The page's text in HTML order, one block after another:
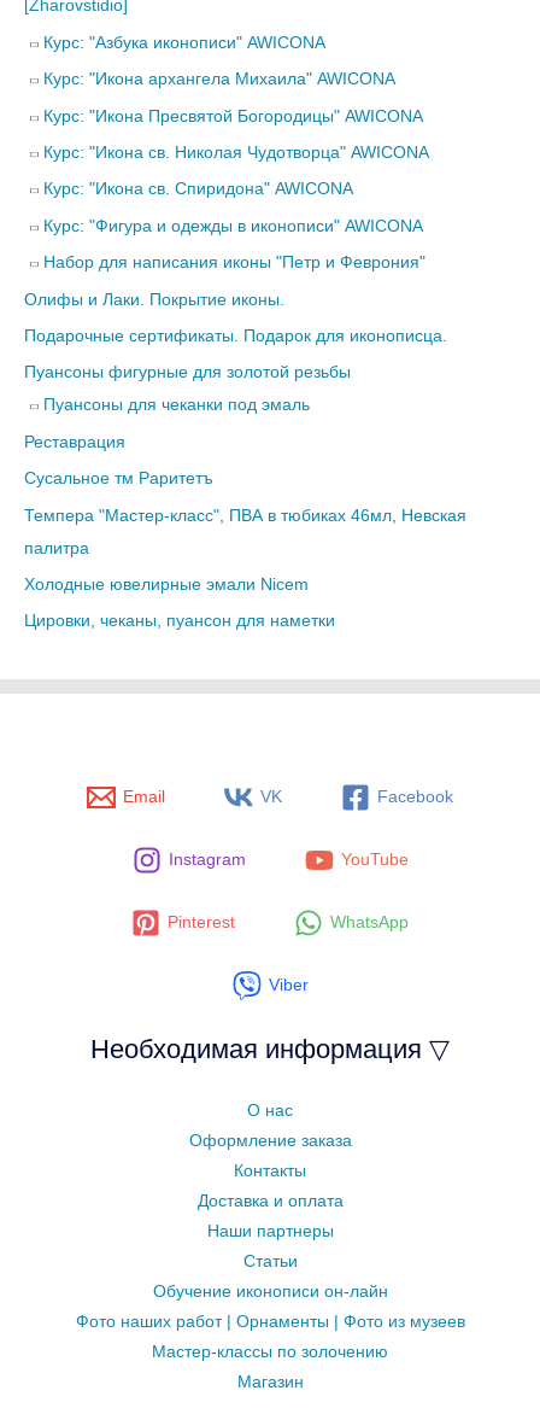
[Zharovstidio]
Курс: "Азбука иконописи" AWICONA
Курс: "Икона архангела Михаила" AWICONA
Курс: "Икона Пресвятой Богородицы" AWICONA
Курс: "Икона св. Николая Чудотворца" AWICONA
Курс: "Икона св. Спиридона" AWICONA
Курс: "Фигура и одежды в иконописи" AWICONA
Набор для написания иконы "Петр и Феврония"
Олифы и Лаки. Покрытие иконы.
Подарочные сертификаты. Подарок для иконописца.
Пуансоны фигурные для золотой резьбы
Пуансоны для чеканки под эмаль
Реставрация
Сусальное тм Раритетъ
Темпера "Мастер-класс", ПВА в тюбиках 46мл, Невская
палитра
Холодные ювелирные эмали Nicem
Цировки, чеканы, пуансон для наметки
Email VK Facebook
Instagram YouTube
Pinterest WhatsApp
Viber
Необходимая информация ▽
О нас
Оформление заказа
Контакты
Доставка и оплата
Наши партнеры
Статьи
Обучение иконописи он-лайн
Фото наших работ | Орнаменты | Фото из музеев
Мастер-классы по золочению
Магазин